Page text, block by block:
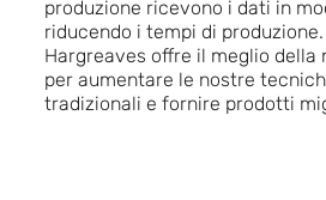
produzione ricevono i dati in
riducendo i tempi di produzione.
Hargreaves offre il meglio della
per aumentare le nostre
tradizionali e fornire prodotti